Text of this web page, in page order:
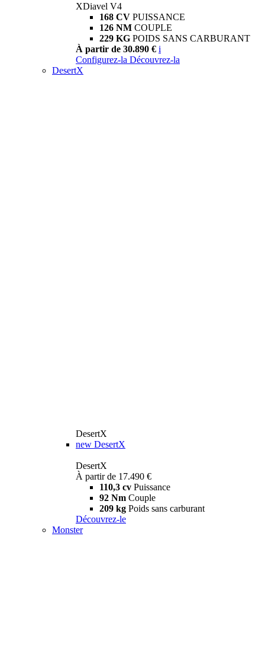
XDiavel V4
168 CV PUISSANCE
126 NM COUPLE
229 KG POIDS SANS CARBURANT
À partir de 30.890 € i
Configurez-la Découvrez-la
DesertX
DesertX
new DesertX
DesertX
À partir de 17.490 €
110,3 cv Puissance
92 Nm Couple
209 kg Poids sans carburant
Découvrez-le
Monster